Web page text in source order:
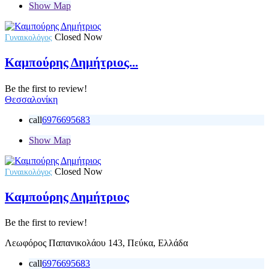
Show Map
Γυναικολόγος Closed Now
Καμπούρης Δημήτριος...
Be the first to review!
Θεσσαλονίκη
call6976695683
Show Map
Γυναικολόγος Closed Now
Καμπούρης Δημήτριος
Be the first to review!
Λεωφόρος Παπανικολάου 143, Πεύκα, Ελλάδα
call6976695683